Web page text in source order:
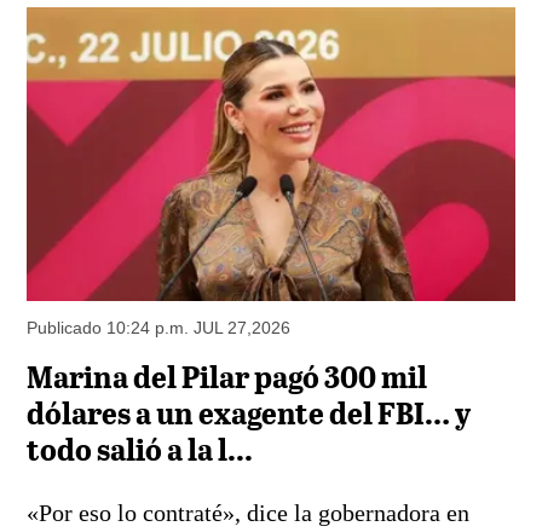
Publicado 10:24 p.m. JUL 27,2026
Marina del Pilar pagó 300 mil
dólares a un exagente del FBI… y
todo salió a la l...
«Por eso lo contraté», dice la gobernadora en